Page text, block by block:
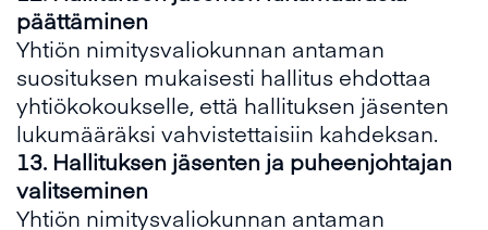
päättäminen
Yhtiön nimitysvaliokunnan antaman
suosituksen mukaisesti hallitus ehdottaa
yhtiökokoukselle, että hallituksen jäsenten
lukumääräksi vahvistettaisiin kahdeksan.
13. Hallituksen jäsenten ja puheenjohtajan
valitseminen
Yhtiön nimitysvaliokunnan antaman